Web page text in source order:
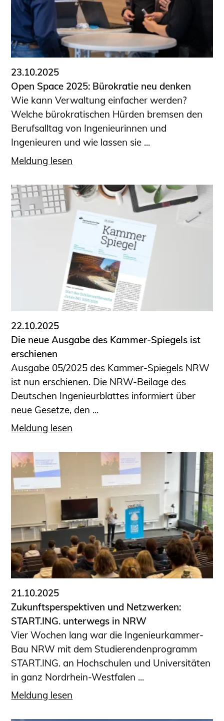
23.10.2025
Open Space 2025: Bürokratie neu denken
Wie kann Verwaltung einfacher werden?
Welche bürokratischen Hürden bremsen den
Berufsalltag von Ingenieurinnen und
Ingenieuren und wie lassen sie ...
Meldung lesen
22.10.2025
Die neue Ausgabe des Kammer-Spiegels ist
erschienen
Ausgabe 05/2025 des Kammer-Spiegels NRW
ist nun erschienen. Die NRW-Beilage des
Deutschen Ingenieurblattes informiert über
neue Gesetze, den ...
Meldung lesen
21.10.2025
Zukunftsperspektiven und Netzwerken:
START.ING. unterwegs in NRW
Vier Wochen lang war die Ingenieurkammer-
Bau NRW mit dem Studierendenprogramm
START.ING. an Hochschulen und Universitäten
in ganz Nordrhein-Westfalen ...
Meldung lesen